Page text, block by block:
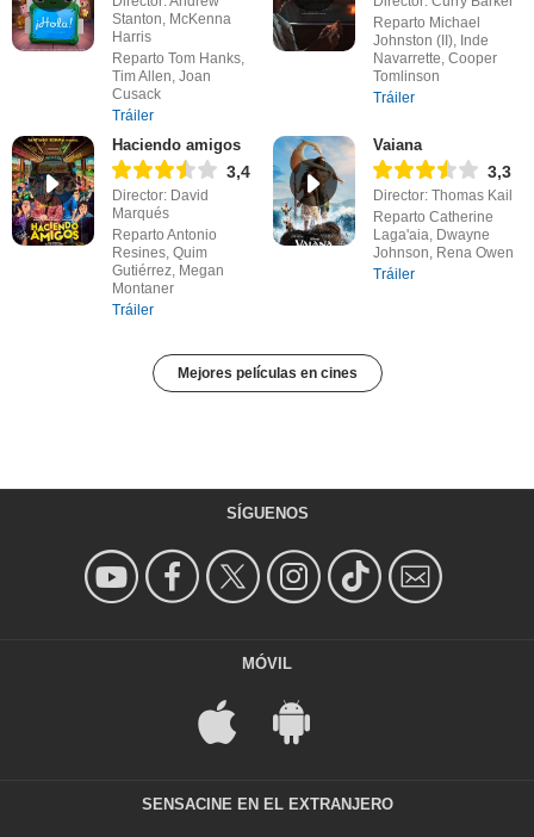
Stanton, McKenna
Harris
Reparto Tom Hanks,
Tim Allen, Joan
Cusack
Tráiler
Reparto Michael
Johnston (II), Inde
Navarrette, Cooper
Tomlinson
Tráiler
Haciendo amigos
3,4
Director: David
Marqués
Reparto Antonio
Resines, Quim
Gutiérrez, Megan
Montaner
Tráiler
Vaiana
3,3
Director: Thomas Kail
Reparto Catherine
Laga'aia, Dwayne
Johnson, Rena Owen
Tráiler
Mejores películas en cines
SÍGUENOS
MÓVIL
SENSACINE EN EL EXTRANJERO